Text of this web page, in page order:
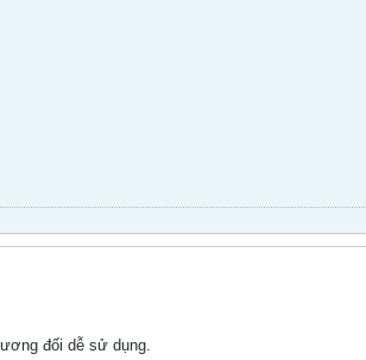
đối dễ sử dụng.